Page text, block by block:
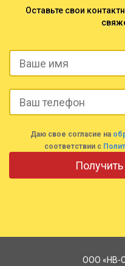
Оставьте свои
Даю свое согласие на
соответствии с
ООО «НВ-